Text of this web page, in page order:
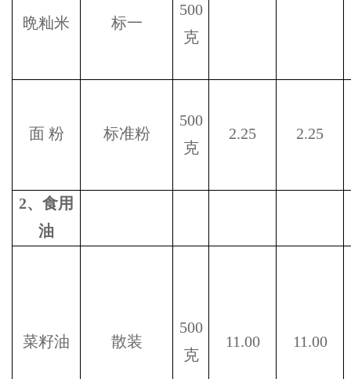
晩籼米 标一
500
克
面 粉 标准粉
500
克
2.25 2.25
2、食用
油
菜籽油 散装
500
克
11.00 11.00